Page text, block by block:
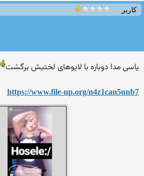
کاربر
یاسی مدا دوباره با لایوهای لختیش برگشت
https://www.file-up.org/n4z1can5unb7